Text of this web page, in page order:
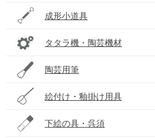
成形小道具
タタラ機・陶芸機材
陶芸用筆
絵付け・釉掛け用具
下絵の具・呉須